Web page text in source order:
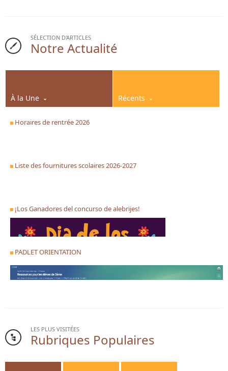
SÉLECTION D'ARTICLES
Notre Actualité
À la Une Récents
Horaires de rentrée 2026
Liste des fournitures scolaires 2026-2027
¡Los Ganadores del concurso de alebrijes!
PADLET ORIENTATION
LES PLUS VISITÉES
Rubriques Populaires